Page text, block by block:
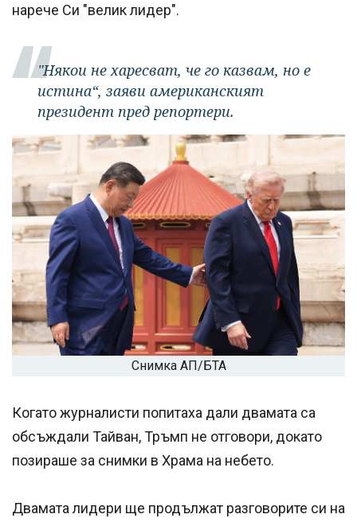
нарече Си "велик лидер".
"Някои не харесват, че го казвам, но е
истина“, заяви американският
президент пред репортери.
Снимка АП/БТА
Когато журналисти попитаха дали двамата са
обсъждали Тайван, Тръмп не отговори, докато
позираше за снимки в Храма на небето.
Двамата лидери ще продължат разговорите си на